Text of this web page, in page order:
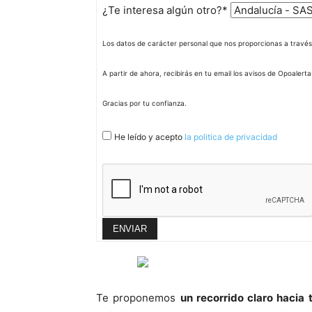
¿Te interesa algún otro?*
Los datos de carácter personal que nos proporcionas a
A partir de ahora, recibirás en tu email los avisos de
Gracias por tu confianza.
He leído y acepto la politica de privacidad
Te proponemos un recorrido claro hacia